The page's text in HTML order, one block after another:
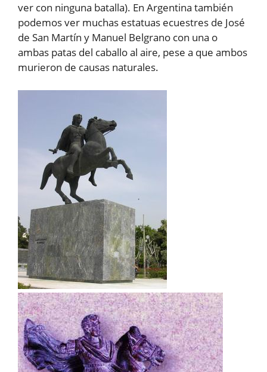
ver con ninguna batalla). En Argentina también
podemos ver muchas estatuas ecuestres de José
de San Martín y Manuel Belgrano con una o
ambas patas del caballo al aire, pese a que ambos
murieron de causas naturales.